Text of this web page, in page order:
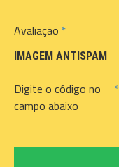
Avaliação
IMAGEM ANTISPAM
Digite o código no
campo abaixo